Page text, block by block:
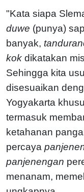
"Kata siapa
duwe (punya)
banyak,
kok dikatakan
Sehingga kita
disesuaikan
Yogyakarta
termasuk
ketahanan
percaya
panjenengan
menanam,